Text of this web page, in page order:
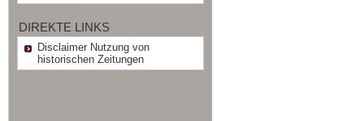
DIREKTE LINKS
Disclaimer Nutzung von
historischen Zeitungen